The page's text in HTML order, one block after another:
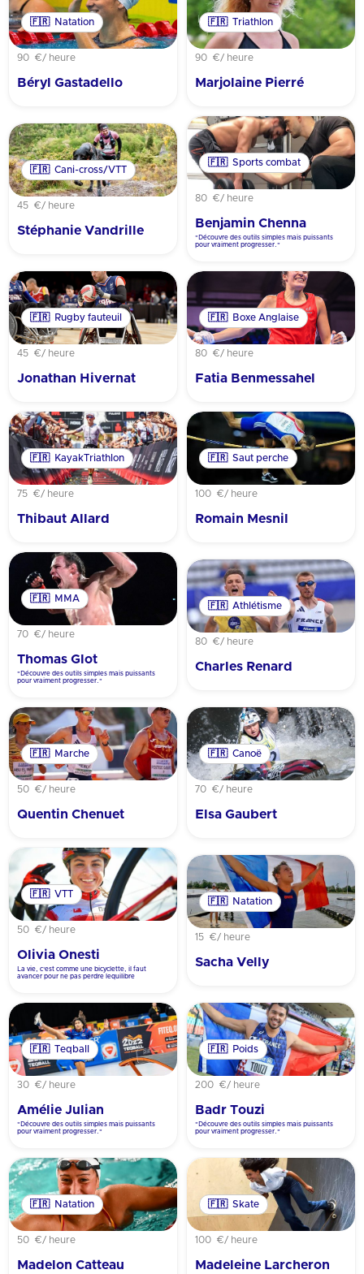
🇫🇷 Natation
90 €/ heure
Béryl Gastadello
🇫🇷 Triathlon
90 €/ heure
Marjolaine Pierré
🇫🇷 Cani-cross/VTT
45 €/ heure
Stéphanie Vandrille
🇫🇷 Sports combat
80 €/ heure
Benjamin Chenna
"Découvre des outils simples mais puissants
pour vraiment progresser."
🇫🇷 Rugby fauteuil
45 €/ heure
Jonathan Hivernat
🇫🇷 Boxe Anglaise
80 €/ heure
Fatia Benmessahel
🇫🇷 KayakTriathlon
75 €/ heure
Thibaut Allard
🇫🇷 Saut perche
100 €/ heure
Romain Mesnil
🇫🇷 MMA
70 €/ heure
Thomas Glot
"Découvre des outils simples mais puissants
pour vraiment progresser."
🇫🇷 Athlétisme
80 €/ heure
Charles Renard
🇫🇷 Marche
50 €/ heure
Quentin Chenuet
🇫🇷 Canoë
70 €/ heure
Elsa Gaubert
🇫🇷 VTT
50 €/ heure
Olivia Onesti
La vie, c'est comme une bicyclette, il faut
avancer pour ne pas perdre lequilibre
🇫🇷 Natation
15 €/ heure
Sacha Velly
🇫🇷 Teqball
30 €/ heure
Amélie Julian
"Découvre des outils simples mais puissants
pour vraiment progresser."
🇫🇷 Poids
200 €/ heure
Badr Touzi
"Découvre des outils simples mais puissants
pour vraiment progresser."
🇫🇷 Natation
50 €/ heure
Madelon Catteau
🇫🇷 Skate
100 €/ heure
Madeleine Larcheron